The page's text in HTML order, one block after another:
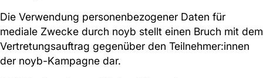
Die Verwendung personenbezogener Daten für
mediale Zwecke durch noyb stellt einen Bruch mit dem
Vertretungsauftrag gegenüber den Teilnehmer:innen
der noyb-Kampagne dar.